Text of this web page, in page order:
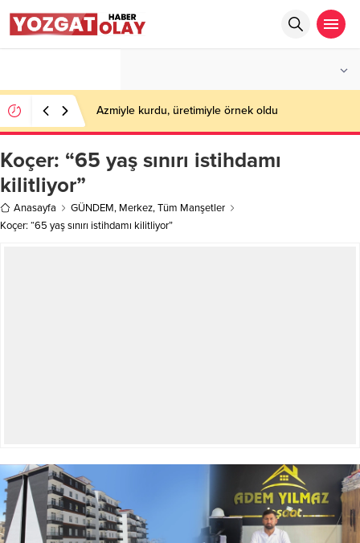
Azmiyle kurdu, üretimiyle örnek oldu
Koçer: “65 yaş sınırı istihdamı
kilitliyor”
Anasayfa GÜNDEM, Merkez,Tüm Manşetler
Koçer: “65 yaş sınırı istihdamı kilitliyor”